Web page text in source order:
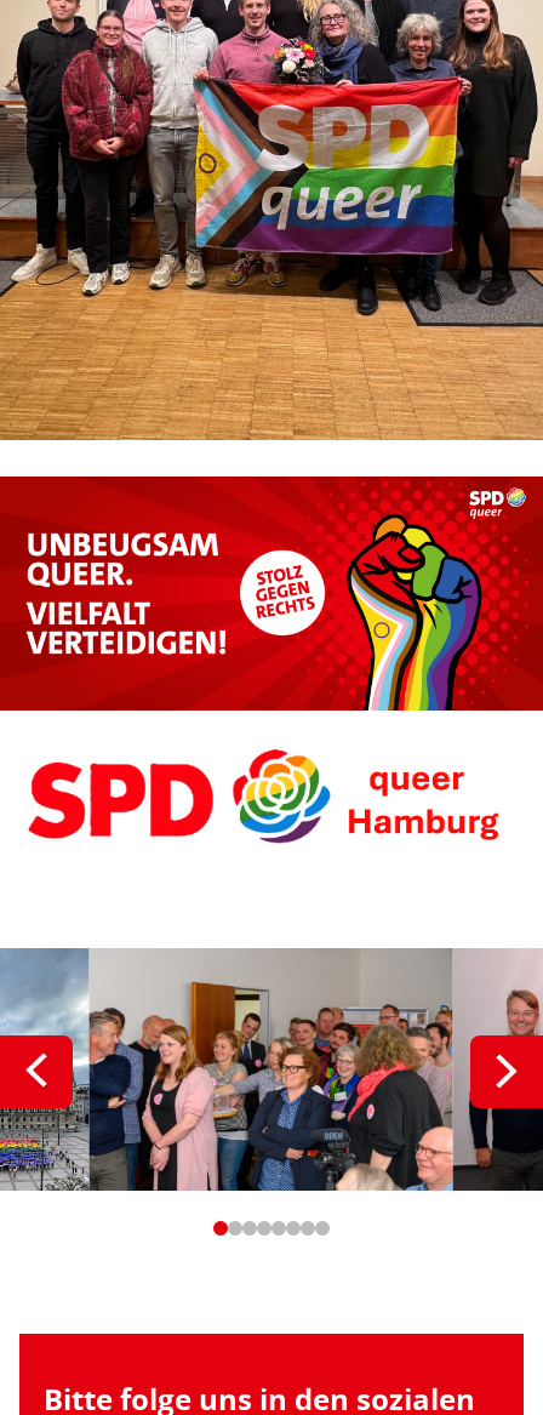
Bitte folge uns in den sozialen